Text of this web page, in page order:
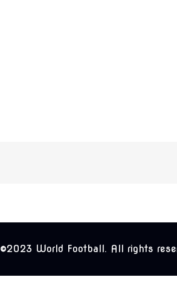
©2023 World Football. All rights